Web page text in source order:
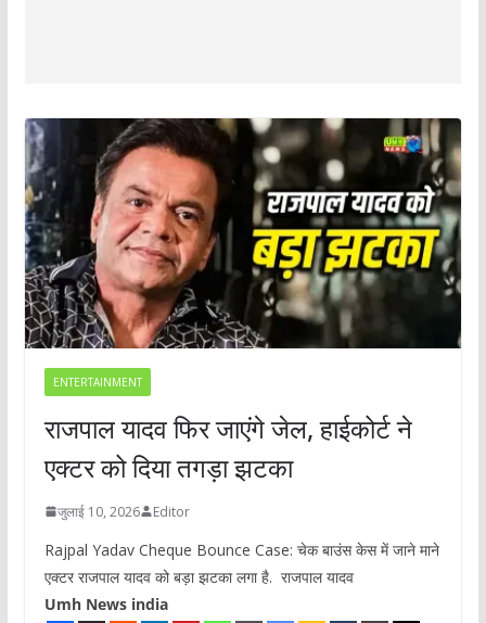
ENTERTAINMENT
राजपाल यादव फिर जाएंगे जेल, हाईकोर्ट ने
एक्टर को दिया तगड़ा झटका
जुलाई 10, 2026 Editor
Rajpal Yadav Cheque Bounce Case: चेक बाउंस केस में जाने माने
एक्टर राजपाल यादव को बड़ा झटका लगा है. राजपाल यादव
Umh News india